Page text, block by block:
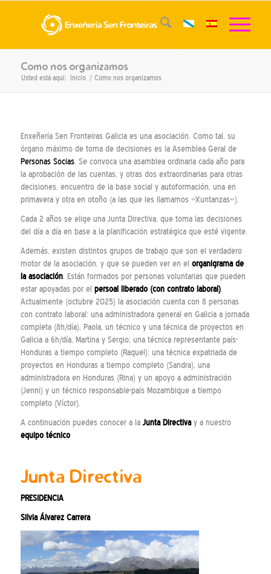
Como nos organizamos
Usted está aquí: Inicio / Como nos organizamos
Enxeñería Sen Fronteiras Galicia es una asociación. Como tal, su
órgano máximo de toma de decisiones es la Asemblea Geral de
Personas Socias. Se convoca una asamblea ordinaria cada año para
la aprobación de las cuentas, y otras dos extraordinarias para otras
decisiones, encuentro de la base social y autoformación, una en
primavera y otra en otoño (a las que les llamamos «Xuntanzas»).
Cada 2 años se elige una Junta Directiva, que toma las decisiones
del día a día en base a la planificación estratégica que esté vigente.
Además, existen distintos grupos de trabajo que son el verdadero
motor de la asociación, y que se pueden ver en el organigramade
la asociación. Están formados por personas voluntarias que pueden
estar apoyadas por el persoal liberado (con contrato laboral).
Actualmente (octubre 2025) la asociación cuenta con 8 personas
con contrato laboral: una administradora general en Galicia a jornada
completa (8h/día), Paola, un técnico y una técnica de proyectos en
Galicia a 6h/día, Martina y Sergio; una técnica representante país-
Honduras a tiempo completo (Raquel); una técnica expatriada de
proyectos en Honduras a tiempo completo (Sandra), una
administradora en Honduras (Rina) y un apoyo a administración
(Jenni) y un técnico responsable-país Mozambique a tiempo
completo (Víctor).
A continuación puedes conocer a la Junta Directivay a nuestro
equipo técnico
Junta Directiva
PRESIDENCIA
Silvia Álvarez Carrera